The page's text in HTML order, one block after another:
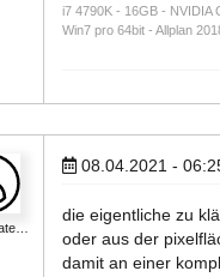
i7 4790K - 16GB - NVIDIA
Win7 pro 64bit - Allplan
08.04.2021 -
die eigentliche zu
oder aus der
damit an einer